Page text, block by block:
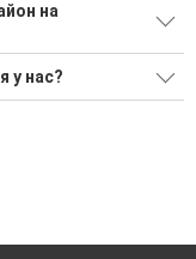
на
ый микрорайон?
для
у нас?